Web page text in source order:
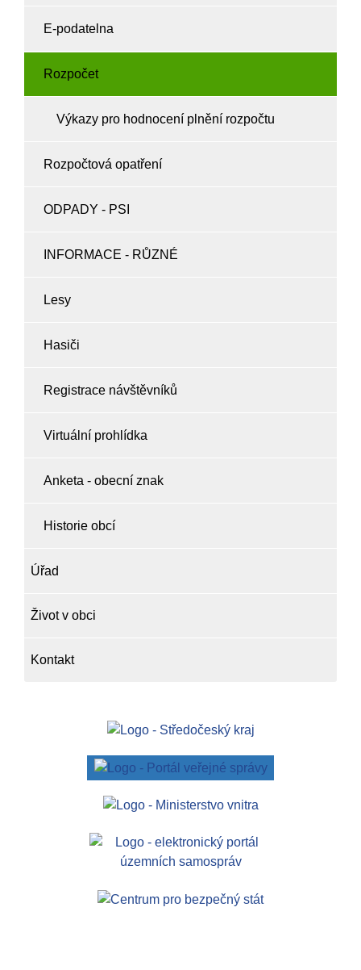
E-podatelna
Rozpočet
Výkazy pro hodnocení plnění rozpočtu
Rozpočtová opatření
ODPADY - PSI
INFORMACE - RŮZNÉ
Lesy
Hasiči
Registrace návštěvníků
Virtuální prohlídka
Anketa - obecní znak
Historie obcí
Úřad
Život v obci
Kontakt